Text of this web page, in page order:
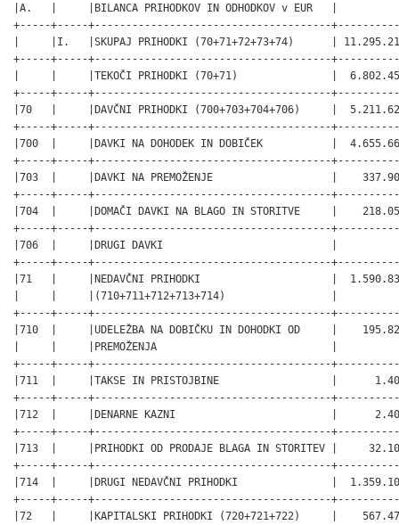
|A.   |     |BILANCA PRIHODKOV IN ODHODKOV v EUR   |
+-----+-----+--------------------------------------
|     |I.   |SKUPAJ PRIHODKI (70+71+72+73+74)      |
+-----+-----+--------------------------------------
|     |     |TEKOČI PRIHODKI (70+71)               |
+-----+-----+--------------------------------------
|70   |     |DAVČNI PRIHODKI (700+703+704+706)     |
+-----+-----+--------------------------------------
|700  |     |DAVKI NA DOHODEK IN DOBIČEK           |
+-----+-----+--------------------------------------
|703  |     |DAVKI NA PREMOŽENJE                   |
+-----+-----+--------------------------------------
|704  |     |DOMAČI DAVKI NA BLAGO IN STORITVE     |
+-----+-----+--------------------------------------
|706  |     |DRUGI DAVKI                           |
+-----+-----+--------------------------------------
|71   |     |NEDAVČNI PRIHODKI                     |
|     |     |(710+711+712+713+714)                 |
+-----+-----+--------------------------------------
|710  |     |UDELEŽBA NA DOBIČKU IN DOHODKI OD     |
|     |     |PREMOŽENJA                            |
+-----+-----+--------------------------------------
|711  |     |TAKSE IN PRISTOJBINE                  |
+-----+-----+--------------------------------------
|712  |     |DENARNE KAZNI                         |
+-----+-----+--------------------------------------
|713  |     |PRIHODKI OD PRODAJE BLAGA IN STORITEV |
+-----+-----+--------------------------------------
|714  |     |DRUGI NEDAVČNI PRIHODKI               |
+-----+-----+--------------------------------------
|72   |     |KAPITALSKI PRIHODKI (720+721+722)     |